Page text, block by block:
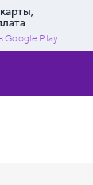
Google Play